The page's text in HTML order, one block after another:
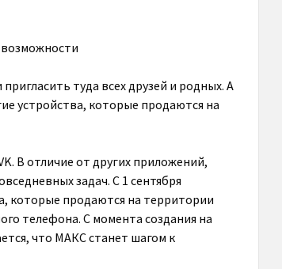
туда всех друзей и родных. А
устройства, которые продаются на
В отличие от других приложений,
задач. С 1 сентября
которые продаются на территории
телефона. С момента создания на
что МАКС станет шагом к